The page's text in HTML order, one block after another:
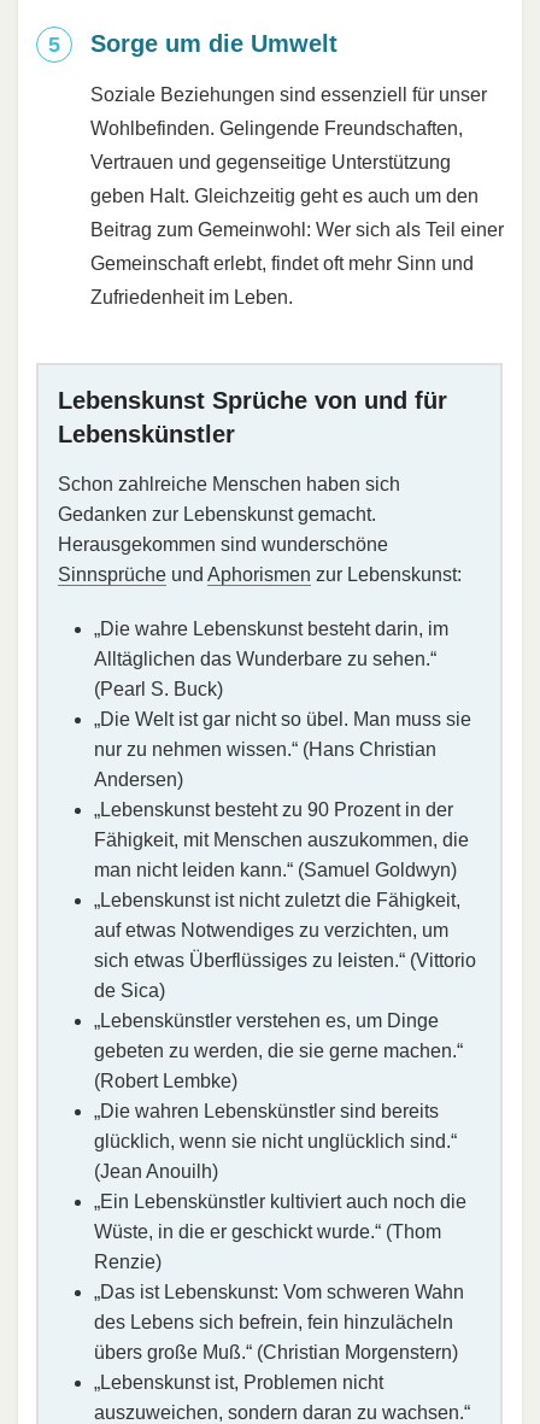
Sorge um die Umwelt
Soziale Beziehungen sind essenziell für unser
Wohlbefinden. Gelingende Freundschaften,
Vertrauen und gegenseitige Unterstützung
geben Halt. Gleichzeitig geht es auch um den
Beitrag zum Gemeinwohl: Wer sich als Teil einer
Gemeinschaft erlebt, findet oft mehr Sinn und
Zufriedenheit im Leben.
Lebenskunst Sprüche von und für
Lebenskünstler
Schon zahlreiche Menschen haben sich
Gedanken zur Lebenskunst gemacht.
Herausgekommen sind wunderschöne
Sinnsprüche und Aphorismen zur Lebenskunst:
„Die wahre Lebenskunst besteht darin, im
Alltäglichen das Wunderbare zu sehen.“
(Pearl S. Buck)
„Die Welt ist gar nicht so übel. Man muss sie
nur zu nehmen wissen.“ (Hans Christian
Andersen)
„Lebenskunst besteht zu 90 Prozent in der
Fähigkeit, mit Menschen auszukommen, die
man nicht leiden kann.“ (Samuel Goldwyn)
„Lebenskunst ist nicht zuletzt die Fähigkeit,
auf etwas Notwendiges zu verzichten, um
sich etwas Überflüssiges zu leisten.“ (Vittorio
de Sica)
„Lebenskünstler verstehen es, um Dinge
gebeten zu werden, die sie gerne machen.“
(Robert Lembke)
„Die wahren Lebenskünstler sind bereits
glücklich, wenn sie nicht unglücklich sind.“
(Jean Anouilh)
„Ein Lebenskünstler kultiviert auch noch die
Wüste, in die er geschickt wurde.“ (Thom
Renzie)
„Das ist Lebenskunst: Vom schweren Wahn
des Lebens sich befrein, fein hinzulächeln
übers große Muß.“ (Christian Morgenstern)
„Lebenskunst ist, Problemen nicht
auszuweichen, sondern daran zu wachsen.“